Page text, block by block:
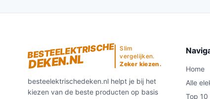
BESTEELEKTRISCHE
DEKEN.NL
Slim
vergelijken.
Zeker kiezen.
besteelektrischedeken.nl helpt je bij het
kiezen van de beste producten op basis
Home
Alle
Top 10